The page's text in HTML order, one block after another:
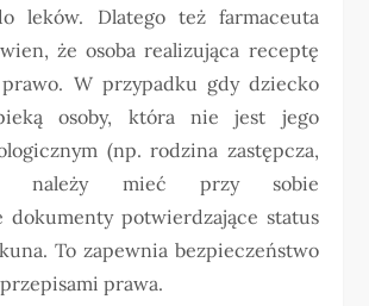
leków. Dlatego też farmaceuta
że osoba realizująca receptę
W przypadku gdy dziecko
osoby, która nie jest jego
(np. rodzina zastępcza,
należy mieć przy sobie
dokumenty potwierdzające status
To zapewnia bezpieczeństwo
prawa.